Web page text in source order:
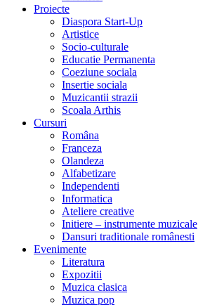
Proiecte
Diaspora Start-Up
Artistice
Socio-culturale
Educatie Permanenta
Coeziune sociala
Insertie sociala
Muzicantii strazii
Scoala Arthis
Cursuri
Româna
Franceza
Olandeza
Alfabetizare
Independenti
Informatica
Ateliere creative
Initiere – instrumente muzicale
Dansuri traditionale românesti
Evenimente
Literatura
Expozitii
Muzica clasica
Muzica pop